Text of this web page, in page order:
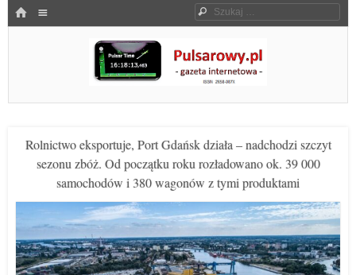
HOME Szukaj
Pulsarowy.pl
Rolnictwo eksportuje, Port Gdańsk działa – nadchodzi szczyt
sezonu zbóż. Od początku roku rozładowano ok. 39 000
samochodów i 380 wagonów z tymi produktami